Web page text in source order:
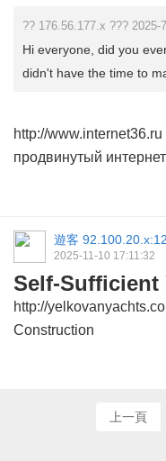
?? 176.56.177.x ??? 2025-
Hi everyone, did you
didn't have the time to
http://www.internet36.ru
продвинутый
遊客
2025-11-10 17:11:32
Self-Sufficient
http://
Construction
上一頁